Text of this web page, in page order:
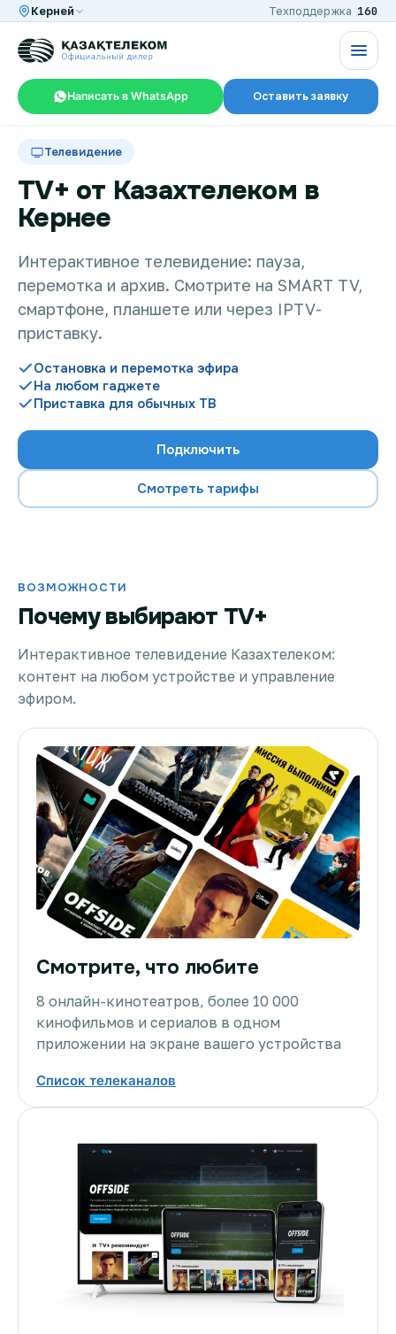
Керней Техподдержка 160
Написать в WhatsApp Оставить заявку
Интернет и ТВ в квартире
Интернет и ТВ в частном доме
Интернет в офис
TV+
Проверить возможность подключения
Акции
Заявка на подбор тарифа
Подключиться к КазахТелеком
Телевидение
TV+ от Казахтелеком в
Кернее
Интерактивное телевидение: пауза,
перемотка и архив. Смотрите на SMART TV,
смартфоне, планшете или через IPTV-
приставку.
Остановка и перемотка эфира
На любом гаджете
Приставка для обычных ТВ
Подключить
Смотреть тарифы
ВОЗМОЖНОСТИ
Почему выбирают TV+
Интерактивное телевидение Казахтелеком:
контент на любом устройстве и управление
эфиром.
Смотрите, что любите
8 онлайн-кинотеатров, более 10 000
кинофильмов и сериалов в одном
приложении на экране вашего устройства
Список телеканалов